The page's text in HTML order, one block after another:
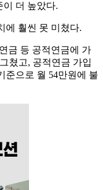
이 더 높았다.
에 훨씬 못 미쳤다.
금 등 공적연금에 가
쳤고, 공적연금 가입
준으로 월 54만원에 불